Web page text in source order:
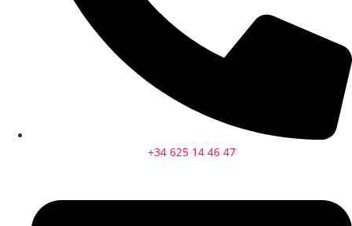
+34 625 14 46 47